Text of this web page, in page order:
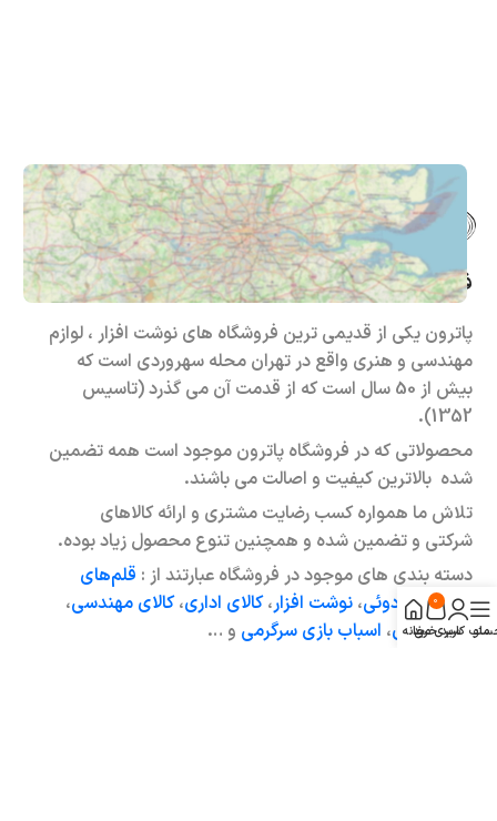
فروشگاه حضوری – اینترنتی پاترون
پاترون یکی از قدیمی ترین فروشگاه های نوشت افزار ، لوازم
مهندسی و هنری واقع در تهران محله سهروردی است که
بیش از 50 سال است که از قدمت آن می گذرد (تاسیس
1352).
محصولاتی که در فروشگاه پاترون موجود است همه تضمین
شده بالاترین کیفیت و اصالت می باشند.
تلاش ما همواره کسب رضایت مشتری و ارائه کالاهای
شرکتی و تضمین شده و همچنین تنوع محصول زیاد بوده.
دسته بندی های موجود در فروشگاه عبارتند از : قلم‌های
لوکس و کادوئی، نوشت افزار،کالای اداری،کالای مهندسی،
کالای هنری، اسباب بازی سرگرمی و … منوکاربری من
0
سبد خریدخانه